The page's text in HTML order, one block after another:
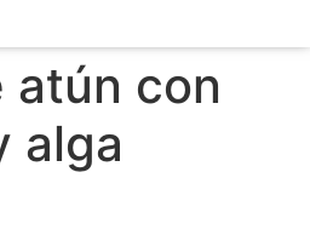
atún con
alga